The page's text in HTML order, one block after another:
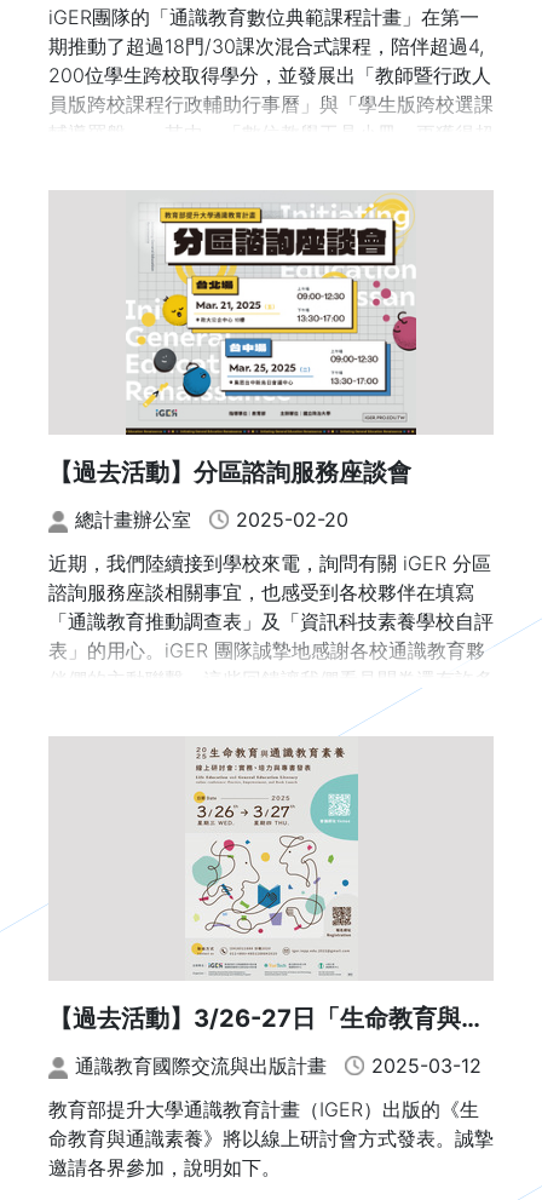
大學、臺北醫學大學、法鼓文理學院、逢甲大學、國
立嘉義大學、國立臺灣海洋大學、國立中央大學
----------------------------------------------------
-
09：30-10：00 開幕短片．貴賓致詞
10：00-10：50 專題演講
講者：吳思華/前教育部長、國立政治大學科技管理
與智慧財產研究所 講座教授
10：50-11：30 iGER計畫成果分享
分享人：
李蔡彥/國立政治大學校長、資訊科學系 教授
劉美慧/國立臺灣師範大學教務長、教育學系 教授
詹魁元/國立臺灣大學機械工程學系 教授
廖峻鋒/國立政治大學資訊科學系 副教授
11：50-12：00 換場交流
12：00-12：30 Lightning Talk / 6F 展覽活動
(地點：六樓 A616流光廊居)
12：30-13：30 餐敘—交流（60分鐘）
(地點：六樓 A616流光廊居 & 九樓 A937-A939 會
13：30-14：15 主題短講 (上半場)
主題一：跨校合作
(地點：6樓 A646階梯型會議廳)
iGER團隊的「通識教育數位典範課程計畫」在第一
期推動了超過18門/30課次混合式課程，陪伴超過4,
200位學生跨校取得學分，並發展出「教師暨行政人
員版跨校課程行政輔助行事曆」與「學生版跨校選課
輔導羅盤」，其中，「數位教學工具小冊」更獲得超
學校或學生，更容易上手與參與。
【過去活動】分區諮詢服務座談會
總計畫辦公室
2025-02-20
近期，我們陸續接到學校來電，詢問有關 iGER 分區
諮詢服務座談相關事宜，也感受到各校夥伴在填寫
「通識教育推動調查表」及「資訊科技素養學校自評
表」的用心。iGER 團隊誠摯地感謝各校通識教育夥
伴們的主動聯繫，這些回饋讓我們看見問卷還有許多
可以優化的地方，再次感謝學校的支持與協助。
為了協助學校更順利填寫表單，我們整理出 iGER 分
區諮詢服務座談、通識教育推動調查表以及資訊科技
素養教育學校自評表的常見問題（FAQ），連結如
下，提供給各校參考。如有任何疑問，歡迎隨時與我
此外，iGER 分區諮詢服務座談填寫及報名的截止日
為 114 年 2 月 28 日；若需要更多時間，請隨時讓
我們知道。再次感謝大家！
※ 邀請報名對象：通識教育及資訊科技素養教育之業
務主管、授課老師或承辦人員。
※ 報名相關資訊及各校所屬場次詳見下方連結。
【過去活動】3/26-27日「生命教育與通
識素養線上研討會：實務、培力與專書發
通識教育國際交流與出版計畫
2025-03-12
教育部提升大學通識教育計畫（IGER）出版的《生
命教育與通識素養》將以線上研討會方式發表。誠摯
邀請各界參加，說明如下。